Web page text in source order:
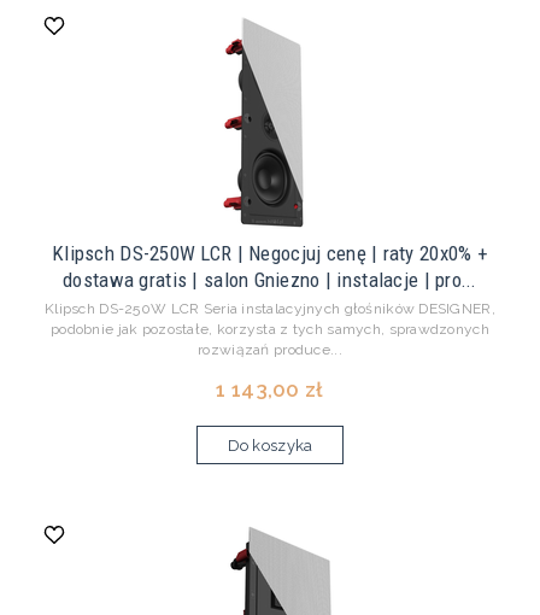
Klipsch DS-250W LCR | Negocjuj cenę | raty 20x0% +
dostawa gratis | salon Gniezno | instalacje | pro...
Klipsch DS-250W LCR Seria instalacyjnych głośników DESIGNER,
podobnie jak pozostałe, korzysta z tych samych, sprawdzonych
rozwiązań produce...
1 143,00 zł
Do koszyka